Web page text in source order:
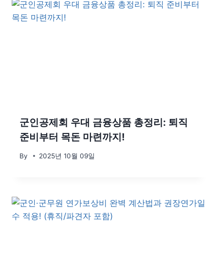
군인공제회 우대 금융상품 총정리: 퇴직
준비부터 목돈 마련까지!
By 2025년 10월 09일